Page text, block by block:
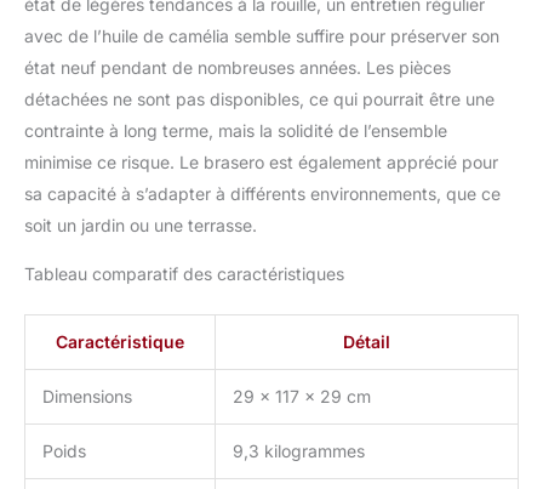
avec de l’huile de camélia semble suffire pour préserver son
état neuf pendant de nombreuses années. Les pièces
détachées ne sont pas disponibles, ce qui pourrait être une
contrainte à long terme, mais la solidité de l’ensemble
minimise ce risque. Le brasero est également apprécié pour
sa capacité à s’adapter à différents environnements, que ce
soit un jardin ou une terrasse.
Tableau comparatif des caractéristiques
Caractéristique Détail
Dimensions 29 x 117 x 29 cm
Poids 9,3 kilogrammes